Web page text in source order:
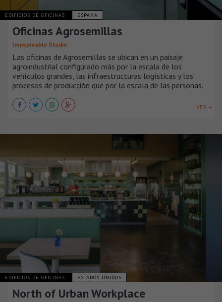
EDIFICIOS DE OFICINAS ESPAÑA
Oficinas Agrosemillas
Impepinable Studio
Las oficinas de Agrosemillas se ubican en un paisaje
agroindustrial configurado más por la escala de los
vehículos grandes, las infraestructuras logísticas y los
procesos de producción que por la escala de las personas.
VER +
EDIFICIOS DE OFICINAS ESTADOS UNIDOS
North of Urban Workplace